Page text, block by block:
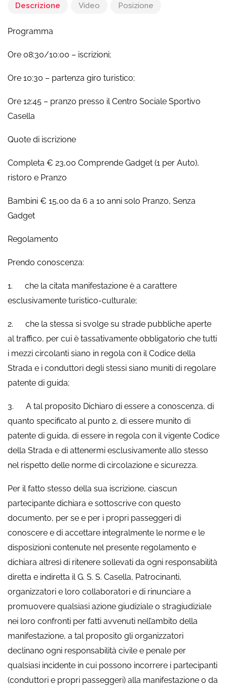
Descrizione Video Posizione
Programma
Ore 08:30/10:00 – iscrizioni;
Ore 10:30 – partenza giro turistico;
Ore 12:45 – pranzo presso il Centro Sociale Sportivo
Casella
Quote di iscrizione
Completa € 23,00 Comprende Gadget (1 per Auto),
ristoro e Pranzo
Bambini € 15,00 da 6 a 10 anni solo Pranzo, Senza
Gadget
Regolamento
Prendo conoscenza:
1. che la citata manifestazione è a carattere
esclusivamente turistico-culturale;
2. che la stessa si svolge su strade pubbliche aperte
al traffico, per cui è tassativamente obbligatorio che tutti
i mezzi circolanti siano in regola con il Codice della
Strada e i conduttori degli stessi siano muniti di regolare
patente di guida;
3. A tal proposito Dichiaro di essere a conoscenza, di
quanto specificato al punto 2, di essere munito di
patente di guida, di essere in regola con il vigente Codice
della Strada e di attenermi esclusivamente allo stesso
nel rispetto delle norme di circolazione e sicurezza.
Per il fatto stesso della sua iscrizione, ciascun
partecipante dichiara e sottoscrive con questo
documento, per se e per i propri passeggeri di
conoscere e di accettare integralmente le norme e le
disposizioni contenute nel presente regolamento e
dichiara altresì di ritenere sollevati da ogni responsabilità
diretta e indiretta il G. S. S. Casella, Patrocinanti,
organizzatori e loro collaboratori e di rinunciare a
promuovere qualsiasi azione giudiziale o stragiudiziale
nei loro confronti per fatti avvenuti nell’ambito della
manifestazione, a tal proposito gli organizzatori
declinano ogni responsabilità civile e penale per
qualsiasi incidente in cui possono incorrere i partecipanti
(conduttori e propri passeggeri) alla manifestazione o da